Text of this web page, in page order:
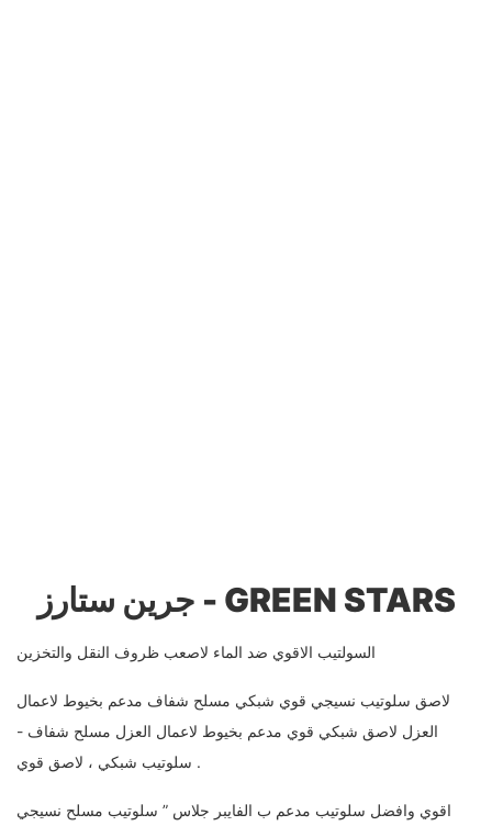
جرين ستارز - GREEN STARS
السولتيب الاقوي ضد الماء لاصعب ظروف النقل والتخزين
لاصق سلوتيب نسيجي قوي شبكي مسلح شفاف مدعم بخيوط لاعمال
العزل لاصق شبكي قوي مدعم بخيوط لاعمال العزل مسلح شفاف -
سلوتيب شبكي ، لاصق قوي .
اقوي وافضل سلوتيب مدعم ب الفايبر جلاس ” سلوتيب مسلح نسيجي